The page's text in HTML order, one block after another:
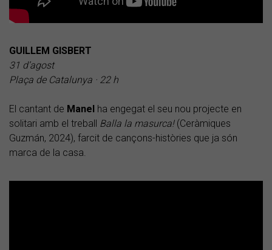
GUILLEM GISBERT
31 d’agost
Plaça de Catalunya · 22 h
​El cantant de Manel ha engegat el seu nou projecte en
solitari amb el treball Balla la masurca!(Ceràmiques
Guzmán, 2024), farcit de cançons-històries que ja són
marca de la casa.